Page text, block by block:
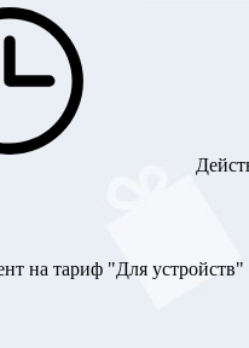
на тариф "Для устройств"